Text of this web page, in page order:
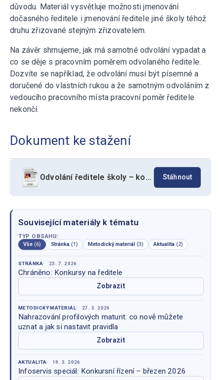
důvodu. Materiál vysvětluje možnosti jmenování
dočasného ředitele i jmenování ředitele jiné školy téhož
druhu zřizované stejným zřizovatelem.
Na závěr shrnujeme, jak má samotné odvolání vypadat a
co se děje s pracovním poměrem odvolaného ředitele.
Dozvíte se například, že odvolání musí být písemné a
doručené do vlastních rukou a že samotným odvoláním z
vedoucího pracovního místa pracovní poměr ředitele
nekončí.
Dokument ke stažení
Odvolání ředitele školy – konkrétní situace a jejich řešení Stáhnout
Související materiály k tématu
TYP OBSAHU:
Vše (6) Stránka (1) Metodický materiál (3) Aktualita (2)
STRÁNKA 23. 7. 2026
Chráněno: Konkursy na ředitele
Zobrazit
METODICKÝ MATERIÁL 27. 3. 2026
Nahrazování profilových maturit: co nově můžete
uznat a jak si nastavit pravidla
Zobrazit
AKTUALITA 19. 3. 2026
Infoservis speciál: Konkursní řízení – březen 2026